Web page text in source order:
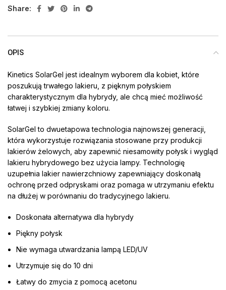
Share:
OPIS
Kinetics SolarGel jest idealnym wyborem dla kobiet, które
poszukują trwałego lakieru, z pięknym połyskiem
charakterystycznym dla hybrydy, ale chcą mieć możliwość
łatwej i szybkiej zmiany koloru.
SolarGel to dwuetapowa technologia najnowszej generacji,
która wykorzystuje rozwiązania stosowane przy produkcji
lakierów żelowych, aby zapewnić niesamowity połysk i wygląd
lakieru hybrydowego bez użycia lampy. Technologię
uzupełnia lakier nawierzchniowy zapewniający doskonałą
ochronę przed odpryskami oraz pomaga w utrzymaniu efektu
na dłużej w porównaniu do tradycyjnego lakieru.
Doskonała alternatywa dla hybrydy
Piękny połysk
Nie wymaga utwardzania lampą LED/UV
Utrzymuje się do 10 dni
Łatwy do zmycia z pomocą acetonu